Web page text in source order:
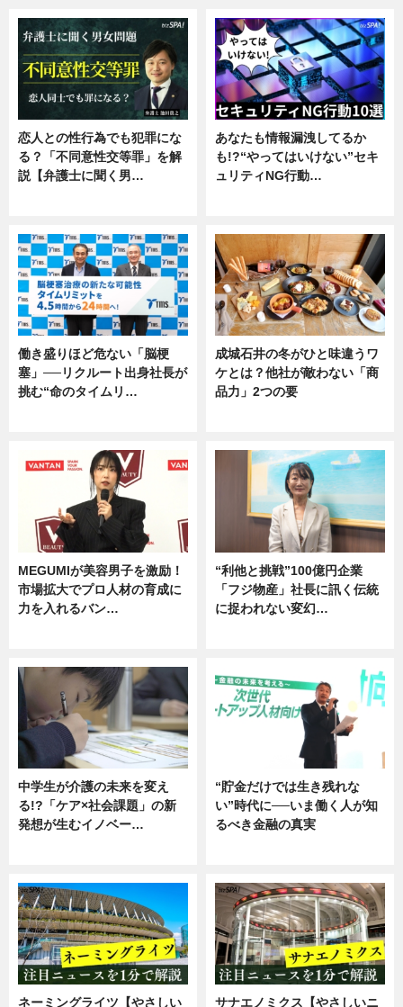
恋人との性行為でも犯罪にな
る？「不同意性交等罪」を解
説【弁護士に聞く男…
あなたも情報漏洩してるか
も!?“やってはいけない”セキ
ュリティNG行動…
働き盛りほど危ない「脳梗
塞」──リクルート出身社長が
挑む“命のタイムリ…
成城石井の冬がひと味違うワ
ケとは？他社が敵わない「商
品力」2つの要
MEGUMIが美容男子を激励！
市場拡大でプロ人材の育成に
力を入れるバン…
“利他と挑戦”100億円企業
「フジ物産」社長に訊く伝統
に捉われない変幻…
中学生が介護の未来を変え
る!?「ケア×社会課題」の新
発想が生むイノベー…
“貯金だけでは生き残れな
い”時代に──いま働く人が知
るべき金融の真実
ネーミングライツ【やさしい サナエノミクス【やさしいニ